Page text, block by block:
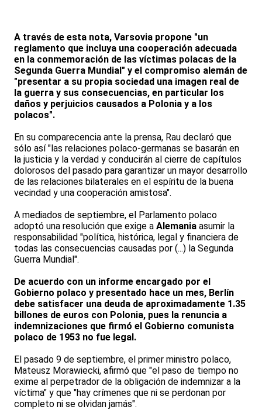
A través de esta nota, Varsovia propone "un
reglamento que incluya una cooperación adecuada
en la conmemoración de las víctimas polacas de la
Segunda Guerra Mundial" y el compromiso alemán de
"presentar a su propia sociedad una imagen real de
la guerra y sus consecuencias, en particular los
daños y perjuicios causados a Polonia y a los
polacos".
En su comparecencia ante la prensa, Rau declaró que
sólo así "las relaciones polaco-germanas se basarán en
la justicia y la verdad y conducirán al cierre de capítulos
dolorosos del pasado para garantizar un mayor desarrollo
de las relaciones bilaterales en el espíritu de la buena
vecindad y una cooperación amistosa".
A mediados de septiembre, el Parlamento polaco
adoptó una resolución que exige a Alemania asumir la
responsabilidad "política, histórica, legal y financiera de
todas las consecuencias causadas por (...) la Segunda
Guerra Mundial".
De acuerdo con un informe encargado por el
Gobierno polaco y presentado hace un mes, Berlín
debe satisfacer una deuda de aproximadamente 1.35
billones de euros con Polonia, pues la renuncia a
indemnizaciones que firmó el Gobierno comunista
polaco de 1953 no fue legal.
El pasado 9 de septiembre, el primer ministro polaco,
Mateusz Morawiecki, afirmó que "el paso de tiempo no
exime al perpetrador de la obligación de indemnizar a la
víctima" y que "hay crímenes que ni se perdonan por
completo ni se olvidan jamás".